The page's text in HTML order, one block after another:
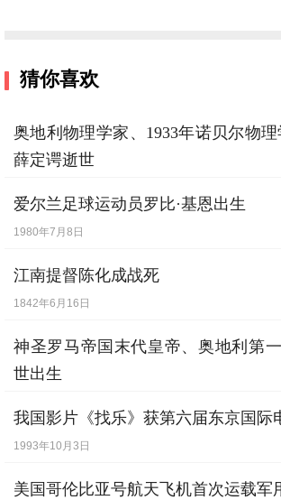
猜你喜欢
奥地利物理学家、1933年诺贝尔物
薛定谔逝世
爱尔兰足球运动员罗比·基恩出生
1980年7月8日
江南提督陈化成战死
1842年6月16日
神圣罗马帝国末代皇帝、奥地利第
世出生
我国影片《找乐》获第六届东京国际
1993年10月3日
美国哥伦比亚号航天飞机首次运载军